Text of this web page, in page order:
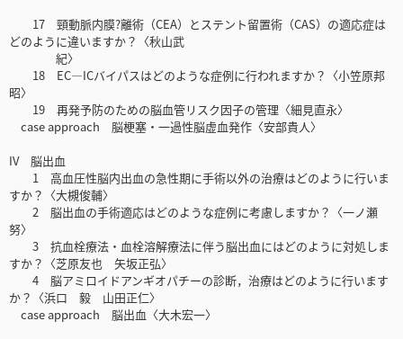
17 頸動脈内膜?離術（CEA）とステント留置術（CAS）の適応症は
どのように違いますか？〈秋山武
紀〉
18 EC―ICバイパスはどのような症例に行われますか？〈小笠原邦
昭〉
19 再発予防のための脳血管リスク因子の管理〈細見直永〉
case approach 脳梗塞・一過性脳虚血発作〈安部貴人〉
IV 脳出血
1 高血圧性脳内出血の急性期に手術以外の治療はどのように行いま
すか？〈大槻俊輔〉
2 脳出血の手術適応はどのような症例に考慮しますか？〈一ノ瀬
努〉
3 抗血栓療法・血栓溶解療法に伴う脳出血にはどのように対処しま
すか？〈芝原友也 矢坂正弘〉
4 脳アミロイドアンギオパチーの診断，治療はどのように行います
か？〈浜口 毅 山田正仁〉
case approach 脳出血〈大木宏一〉